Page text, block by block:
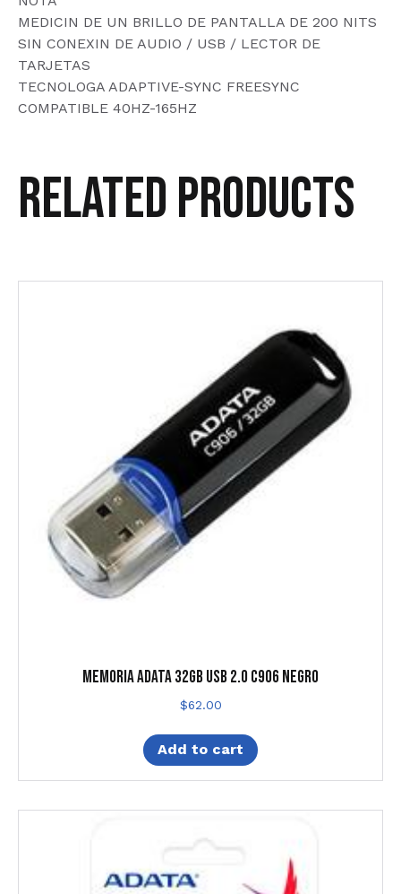
MEDICIN DE UN BRILLO DE PANTALLA DE 200 NITS
SIN CONEXIN DE AUDIO / USB / LECTOR DE
TARJETAS
TECNOLOGA ADAPTIVE-SYNC FREESYNC
COMPATIBLE 40HZ-165HZ
Related products
MEMORIA ADATA 32GB USB 2.0 C906 NEGRO
$62.00
Add to cart